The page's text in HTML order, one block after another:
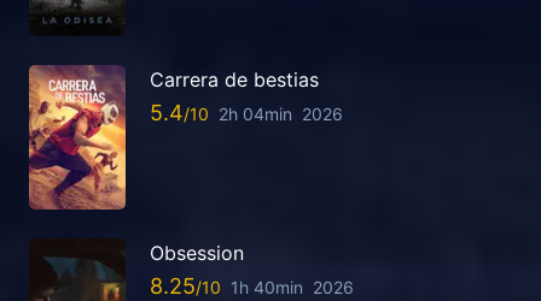
Carrera de bestias
5.4 2h 04min 2026
Obsession
8.25 1h 40min 2026